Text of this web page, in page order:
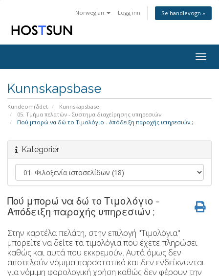
Norwegian Logg inn Se handlevogn »
Kunnskapsbase
Kundeområdet
Kunnskapsbase
05. Τμήμα πελατών - Συστημα διαχείρησης υπηρεσιών
Πού μπορώ να δώ το Τιμολόγιο - Απόδειξη παροχής υπηρεσιών ;
Kategorier
Πού μπορώ να δώ το Τιμολόγιο -
Απόδειξη παροχής υπηρεσιών ;
Στην καρτέλα πελάτη, στην επιλογή "Τιμολόγια"
μπορείτε να δείτε τα τιμολόγια που έχετε πληρώσει
καθώς και αυτά που εκκρεμούν. Αυτά όμως δεν
αποτελούν νόμιμα παραστατικά και δεν ενδείκνυνται
για νόμιμη φορολογική χρήση καθώς δεν φέρουν την